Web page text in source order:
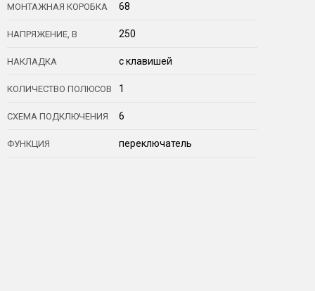
МОНТАЖНАЯ КОРОБКА 68
НАПРЯЖЕНИЕ, В 250
НАКЛАДКА с клавишей
КОЛИЧЕСТВО ПОЛЮСОВ 1
СХЕМА ПОДКЛЮЧЕНИЯ 6
ФУНКЦИЯ переключатель